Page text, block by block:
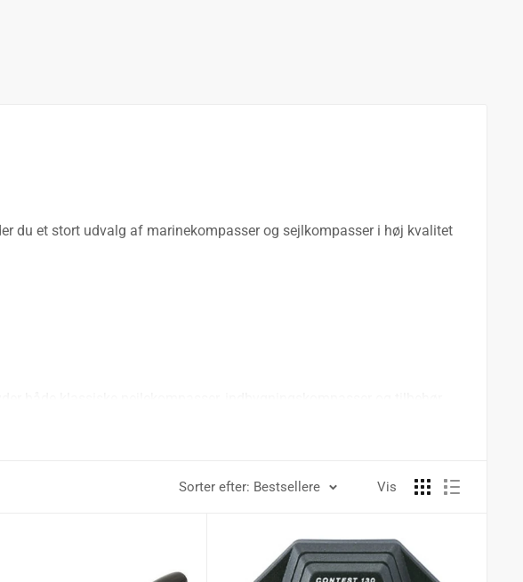
du et stort udvalg af marinekompasser og sejlkompasser i høj kvalitet
Sorter efter: Bestsellere Vis